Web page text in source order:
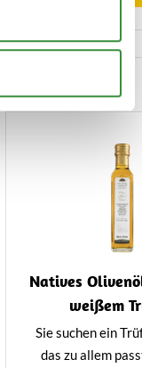
Stücken weißer
sich dieses
extra nicht nur
Natives
weißem
Sie suchen ein
das zu allem